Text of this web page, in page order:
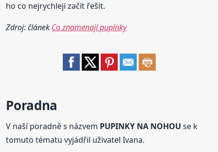
ho co nejrychleji začít řešit.
Zdroj: článek Co znamenají pupínky
Poradna
V naší poradně s názvem PUPINKY NA NOHOU se k
tomuto tématu vyjádřil uživatel Ivana.